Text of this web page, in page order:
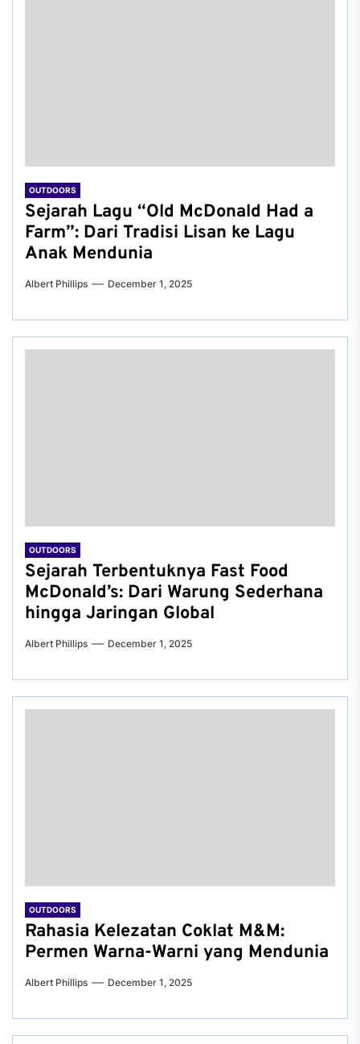
OUTDOORS
Sejarah Lagu “Old McDonald Had a
Farm”: Dari Tradisi Lisan ke Lagu
Anak Mendunia
Albert Phillips December 1, 2025
OUTDOORS
Sejarah Terbentuknya Fast Food
McDonald’s: Dari Warung Sederhana
hingga Jaringan Global
Albert Phillips December 1, 2025
OUTDOORS
Rahasia Kelezatan Coklat M&M:
Permen Warna-Warni yang Mendunia
Albert Phillips December 1, 2025